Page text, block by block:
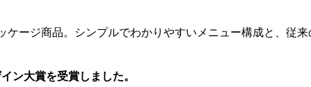
ージ商品。シンプルでわかりやすいメニュー構成と、従